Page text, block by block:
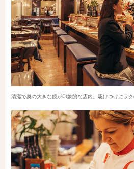
清潔で奥の大きな鏡が印象的な店内。駆けつけにラク